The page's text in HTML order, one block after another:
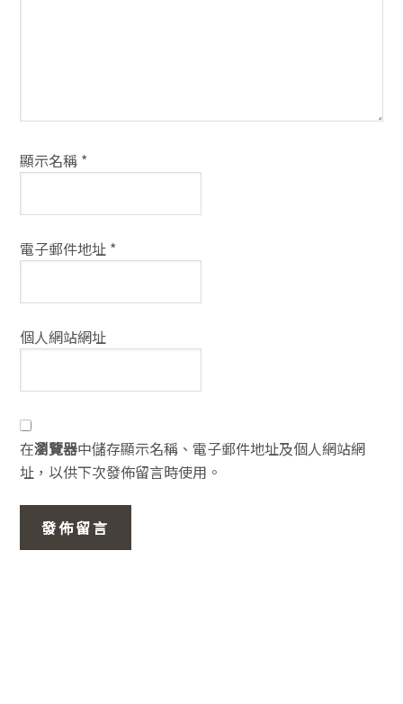
顯示名稱 *
電子郵件地址 *
個人網站網址
在瀏覽器中儲存顯示名稱、電子郵件地址及個人網站網
址，以供下次發佈留言時使用。